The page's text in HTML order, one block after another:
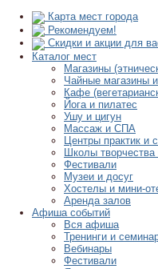
Карта мест города
Рекомендуем!
Скидки и акции для
Каталог мест
Магазины
Чайные магазины
Кафе
Йога и пилатес
Ушу и цигун
Массаж и СПА
Центры практик и
Школы творчества
Фестивали
Музеи и досуг
Хостелы и мини-
Аренда залов
Афиша событий
Вся афиша
Тренинги и
Вебинары
Фестивали